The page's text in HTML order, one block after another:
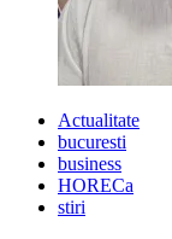
Actualitate
bucuresti
business
HORECa
stiri